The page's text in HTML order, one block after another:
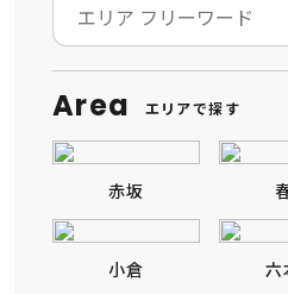
Area エリアで探す
赤坂
小倉 六